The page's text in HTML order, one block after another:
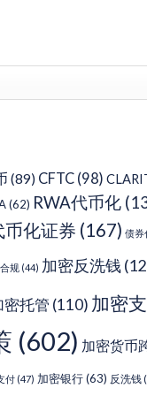
(89) CFTC (98)
(62) RWA代币化
币化证券 (167) 债券
规 (44) 加密反洗钱
密托管 (110) 加密
(602) 加密货币
付 (47) 加密银行(63) 反洗钱